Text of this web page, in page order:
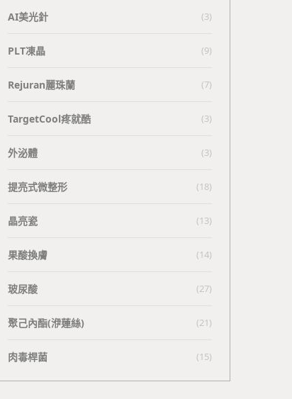
AI美光針 (3)
PLT凍晶 (9)
Rejuran麗珠蘭 (7)
TargetCool疼就酷 (3)
外泌體 (3)
提亮式微整形 (18)
晶亮瓷 (13)
果酸換膚 (14)
玻尿酸 (27)
聚己內酯(洢蓮絲) (21)
肉毒桿菌 (15)